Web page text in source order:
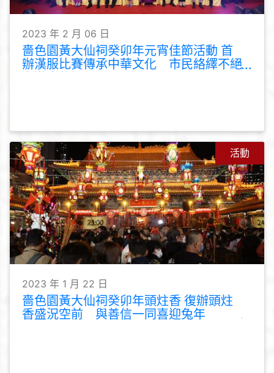
2023 年 2 月 06 日
嗇色園黃大仙祠癸卯年元宵佳節活動 首
辦漢服比賽傳承中華文化 市民絡繹不絕
活動
2023 年 1 月 22 日
嗇色園黃大仙祠癸卯年頭炷香 復辦頭炷
香盛況空前 與善信一同喜迎兔年